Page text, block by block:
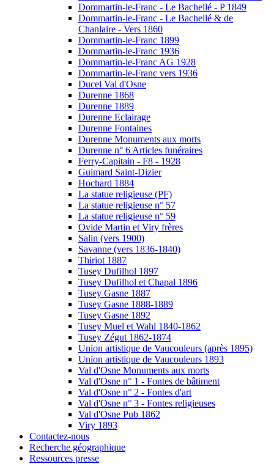
Dommartin-le-Franc - Le Bachellé - P 1849
Dommartin-le-Franc - Le Bachellé & de
Chanlaire - Vers 1860
Dommartin-le-Franc 1899
Dommartin-le-Franc 1936
Dommartin-le-Franc AG 1928
Dommartin-le-Franc vers 1936
Ducel Val d'Osne
Durenne 1868
Durenne 1889
Durenne Eclairage
Durenne Fontaines
Durenne Monuments aux morts
Durenne n° 6 Articles funéraires
Ferry-Capitain - F8 - 1928
Guimard Saint-Dizier
Hochard 1884
La statue religieuse (PF)
La statue religieuse n° 57
La statue religieuse n° 59
Ovide Martin et Viry frères
Salin (vers 1900)
Savanne (vers 1836-1840)
Thiriot 1887
Tusey Dufilhol 1897
Tusey Dufilhol et Chapal 1896
Tusey Gasne 1887
Tusey Gasne 1888-1889
Tusey Gasne 1892
Tusey Muel et Wahl 1840-1862
Tusey Zégut 1862-1874
Union artistique de Vaucouleurs (après 1895)
Union artistique de Vaucouleurs 1893
Val d'Osne Monuments aux morts
Val d'Osne n° 1 - Fontes de bâtiment
Val d'Osne n° 2 - Fontes d'art
Val d'Osne n° 3 - Fontes religieuses
Val d'Osne Pub 1862
Viry 1893
Contactez-nous
Recherche géographique
Ressources presse